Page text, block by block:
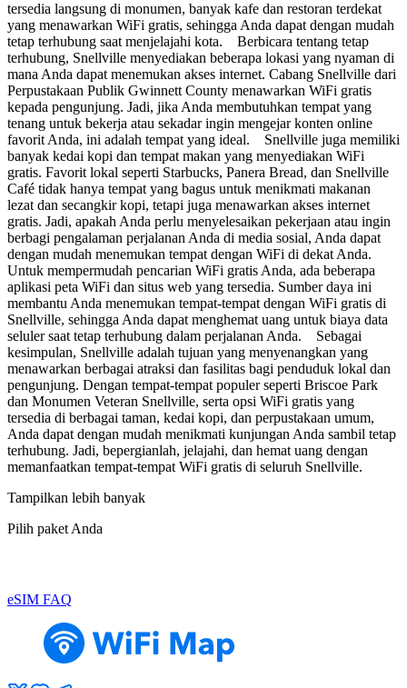
tersedia langsung di monumen, banyak kafe dan restoran terdekat
yang menawarkan WiFi gratis, sehingga Anda dapat dengan mudah
tetap terhubung saat menjelajahi kota. Berbicara tentang tetap
terhubung, Snellville menyediakan beberapa lokasi yang nyaman di
mana Anda dapat menemukan akses internet. Cabang Snellville dari
Perpustakaan Publik Gwinnett County menawarkan WiFi gratis
kepada pengunjung. Jadi, jika Anda membutuhkan tempat yang
tenang untuk bekerja atau sekadar ingin mengejar konten online
favorit Anda, ini adalah tempat yang ideal. Snellville juga memiliki
banyak kedai kopi dan tempat makan yang menyediakan WiFi
gratis. Favorit lokal seperti Starbucks, Panera Bread, dan Snellville
Café tidak hanya tempat yang bagus untuk menikmati makanan
lezat dan secangkir kopi, tetapi juga menawarkan akses internet
gratis. Jadi, apakah Anda perlu menyelesaikan pekerjaan atau ingin
berbagi pengalaman perjalanan Anda di media sosial, Anda dapat
dengan mudah menemukan tempat dengan WiFi di dekat Anda.
Untuk mempermudah pencarian WiFi gratis Anda, ada beberapa
aplikasi peta WiFi dan situs web yang tersedia. Sumber daya ini
membantu Anda menemukan tempat-tempat dengan WiFi gratis di
Snellville, sehingga Anda dapat menghemat uang untuk biaya data
seluler saat tetap terhubung dalam perjalanan Anda. Sebagai
kesimpulan, Snellville adalah tujuan yang menyenangkan yang
menawarkan berbagai atraksi dan fasilitas bagi penduduk lokal dan
pengunjung. Dengan tempat-tempat populer seperti Briscoe Park
dan Monumen Veteran Snellville, serta opsi WiFi gratis yang
tersedia di berbagai taman, kedai kopi, dan perpustakaan umum,
Anda dapat dengan mudah menikmati kunjungan Anda sambil tetap
terhubung. Jadi, bepergianlah, jelajahi, dan hemat uang dengan
memanfaatkan tempat-tempat WiFi gratis di seluruh Snellville.
Tampilkan lebih banyak
Pilih paket Anda
eSIM FAQ